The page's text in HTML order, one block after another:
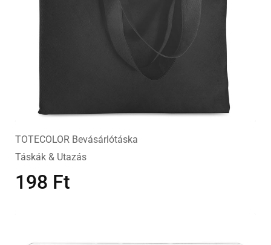
TOTECOLOR Bevásárlótáska
Táskák & Utazás
198 Ft